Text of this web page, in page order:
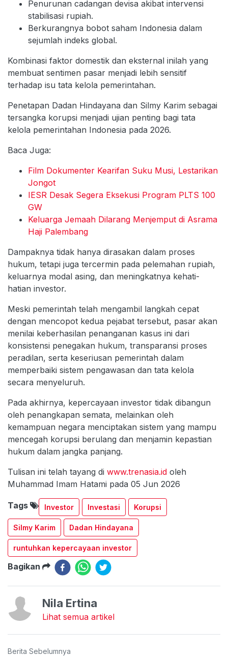
Penurunan cadangan devisa akibat intervensi
stabilisasi rupiah.
Berkurangnya bobot saham Indonesia dalam
sejumlah indeks global.
Kombinasi faktor domestik dan eksternal inilah yang
membuat sentimen pasar menjadi lebih sensitif
terhadap isu tata kelola pemerintahan.
Penetapan Dadan Hindayana dan Silmy Karim sebagai
tersangka korupsi menjadi ujian penting bagi tata
kelola pemerintahan Indonesia pada 2026.
Baca Juga:
Film Dokumenter Kearifan Suku Musi, Lestarikan
Jongot
IESR Desak Segera Eksekusi Program PLTS 100
GW
Keluarga Jemaah Dilarang Menjemput di Asrama
Haji Palembang
Dampaknya tidak hanya dirasakan dalam proses
hukum, tetapi juga tercermin pada pelemahan rupiah,
keluarnya modal asing, dan meningkatnya kehati-
hatian investor.
Meski pemerintah telah mengambil langkah cepat
dengan mencopot kedua pejabat tersebut, pasar akan
menilai keberhasilan penanganan kasus ini dari
konsistensi penegakan hukum, transparansi proses
peradilan, serta keseriusan pemerintah dalam
memperbaiki sistem pengawasan dan tata kelola
secara menyeluruh.
Pada akhirnya, kepercayaan investor tidak dibangun
oleh penangkapan semata, melainkan oleh
kemampuan negara menciptakan sistem yang mampu
mencegah korupsi berulang dan menjamin kepastian
hukum dalam jangka panjang.
Tulisan ini telah tayang di www.trenasia.id oleh
Muhammad Imam Hatami pada 05 Jun 2026
Tags Investor Investasi Korupsi
Silmy Karim Dadan Hindayana
runtuhkan kepercayaan investor
Bagikan
Nila Ertina
Lihat semua artikel
Berita Sebelumnya